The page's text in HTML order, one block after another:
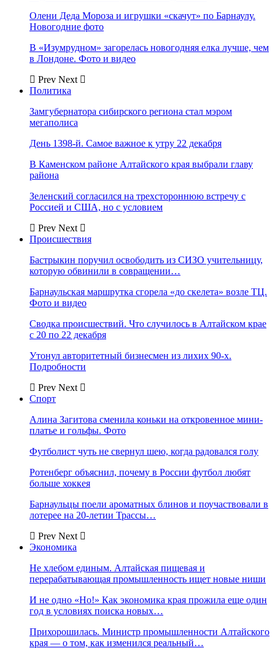
Олени Деда Мороза и игрушки «скачут» по Барнаулу.
Новогодние фото
В «Изумрудном» загорелась новогодняя елка лучше, чем
в Лондоне. Фото и видео
Prev Next
Политика
Замгубернатора сибирского региона стал мэром
мегаполиса
День 1398-й. Самое важное к утру 22 декабря
В Каменском районе Алтайского края выбрали главу
района
Зеленский согласился на трехстороннюю встречу с
Россией и США, но с условием
Prev Next
Происшествия
Бастрыкин поручил освободить из СИЗО учительницу,
которую обвинили в совращении…
Барнаульская маршрутка сгорела «до скелета» возле ТЦ.
Фото и видео
Сводка происшествий. Что случилось в Алтайском крае
с 20 по 22 декабря
Утонул авторитетный бизнесмен из лихих 90-х.
Подробности
Prev Next
Спорт
Алина Загитова сменила коньки на откровенное мини-
платье и гольфы. Фото
Футболист чуть не свернул шею, когда радовался голу
Ротенберг объяснил, почему в России футбол любят
больше хоккея
Барнаульцы поели ароматных блинов и поучаствовали в
лотерее на 20-летии Трассы…
Prev Next
Экономика
Не хлебом единым. Алтайская пищевая и
перерабатывающая промышленность ищет новые ниши
И не одно «Но!» Как экономика края прожила еще один
год в условиях поиска новых…
Прихорошилась. Министр промышленности Алтайского
края — о том, как изменился реальный…